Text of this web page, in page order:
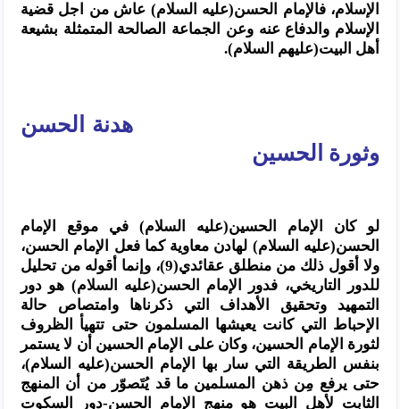
الإسلام، فالإمام الحسن(عليه السلام) عاش من اجل قضية
الإسلام والدفاع عنه وعن الجماعة الصالحة المتمثلة بشيعة
أهل البيت(عليهم السلام).
هدنة الحسن
وثورة الحسين
لو كان الإمام الحسين(عليه السلام) في موقع الإمام
الحسن(عليه السلام) لهادن معاوية كما فعل الإمام الحسن،
ولا أقول ذلك من منطلق عقائدي(9)، وإنما أقوله من تحليل
للدور التاريخي، فدور الإمام الحسن(عليه السلام) هو دور
التمهيد وتحقيق الأهداف التي ذكرناها وامتصاص حالة
الإحباط التي كانت يعيشها المسلمون حتى تتهيأ الظروف
لثورة الإمام الحسين، وكان على الإمام الحسين أن لا يستمر
بنفس الطريقة التي سار بها الإمام الحسن(عليه السلام)،
حتى يرفع مِن ذهن المسلمين ما قد يُتَصوّر من أن المنهج
الثابت لأهل البيت هو منهج الإمام الحسن-دور السكوت